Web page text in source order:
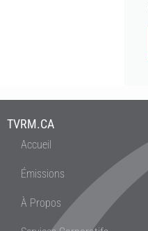
TVRM.CA
Accueil
Émissions
À Propos